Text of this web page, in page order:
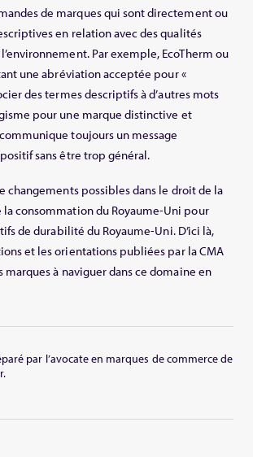
de marques qui sont directement ou
en relation avec des qualités
Par exemple, EcoTherm ou
une abréviation acceptée pour «
des termes descriptifs à d’autres mots
pour une marque distinctive et
toujours un message
sans être trop général.
changements possibles dans le droit de la
consommation du Royaume-Uni pour
de durabilité du Royaume-Uni. D’ici là,
et les orientations publiées par la CMA
à naviguer dans ce domaine en
par l’avocate en marques de commerce de